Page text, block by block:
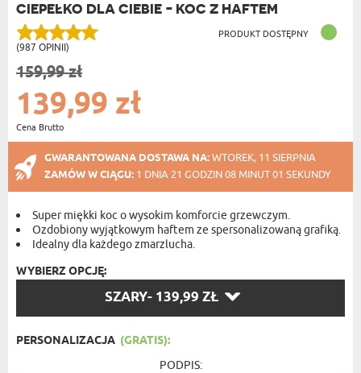
CIEPEŁKO DLA CIEBIE - KOC Z HAFTEM
(987 OPINII)
PRODUKT DOSTĘPNY
159,99 zł
139,99 zł
Cena Brutto
GWARANTOWANA DOSTAWA NA:WTOREK, 11 SIERPNIA
ZAMÓW W CIĄGU: 1 DNIA 21 GODZIN 08 MINUT 00 SEKUND
Super miękki koc o wysokim komforcie grzewczym.
Ozdobiony wyjątkowym haftem ze spersonalizowaną grafiką.
Idealny dla każdego zmarzlucha.
WYBIERZ OPCJĘ:
SZARY- 139,99 ZŁ
PERSONALIZACJA (GRATIS):
PODPIS: